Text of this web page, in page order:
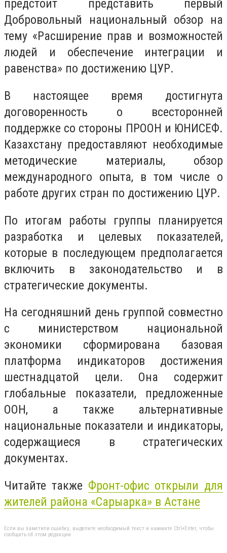
предстоит представить первый
Добровольный национальный обзор на
тему «Расширение прав и возможностей
людей и обеспечение интеграции и
равенства» по достижению ЦУР.
В настоящее время достигнута
договоренность о всесторонней
поддержке со стороны ПРООН и ЮНИСЕФ.
Казахстану предоставляют необходимые
методические материалы, обзор
международного опыта, в том числе о
работе других стран по достижению ЦУР.
По итогам работы группы планируется
разработка и целевых показателей,
которые в последующем предполагается
включить в законодательство и в
стратегические документы.
На сегодняшний день группой совместно
с министерством национальной
экономики сформирована базовая
платформа индикаторов достижения
шестнадцатой цели. Она содержит
глобальные показатели, предложенные
ООН, а также альтернативные
национальные показатели и индикаторы,
содержащиеся в стратегических
документах.
Читайте также Фронт-офис открыли для
жителей района «Сарыарка» в Астане
Если вы заметили ошибку, выделите необходимый текст и нажмите Ctrl+Enter, чтобы
сообщить об этом редакции